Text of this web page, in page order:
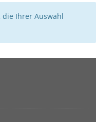
die Ihrer Auswahl